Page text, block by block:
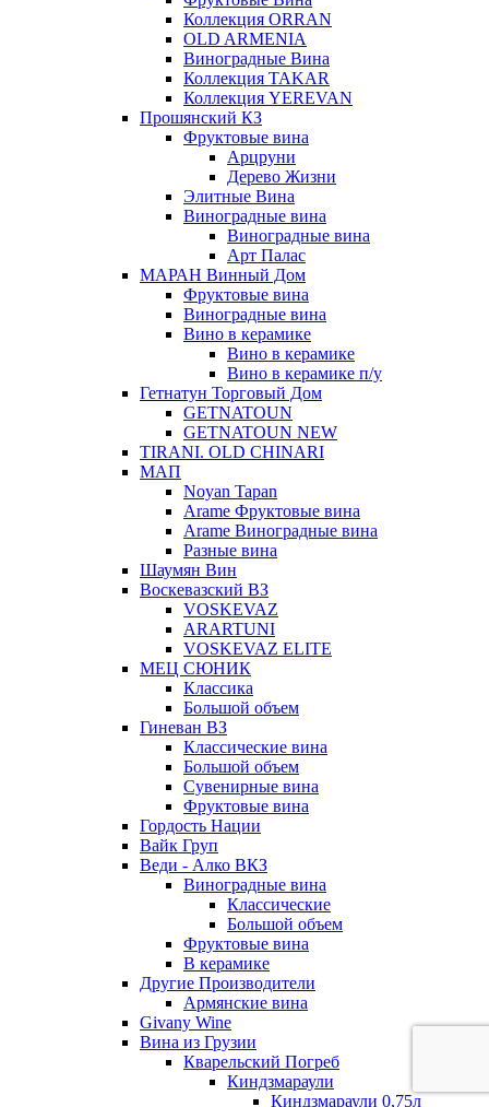
Коллекция ORRAN
OLD ARMENIA
Виноградные Вина
Коллекция TAKAR
Коллекция YEREVAN
Прошянский КЗ
Фруктовые вина
Арцруни
Дерево Жизни
Элитные Вина
Виноградные вина
Виноградные вина
Арт Палас
МАРАН Винный Дом
Фруктовые вина
Виноградные вина
Вино в керамике
Вино в керамике
Вино в керамике п/у
Гетнатун Торговый Дом
GETNATOUN
GETNATOUN NEW
TIRANI. OLD CHINARI
МАП
Noyan Tapan
Arame Фруктовые вина
Arame Виноградные вина
Разные вина
Шаумян Вин
Воскевазский ВЗ
VOSKEVAZ
ARARTUNI
VOSKEVAZ ELITE
МЕЦ СЮНИК
Классика
Большой объем
Гиневан ВЗ
Классические вина
Большой объем
Сувенирные вина
Фруктовые вина
Гордость Нации
Вайк Груп
Веди - Алко ВКЗ
Виноградные вина
Классические
Большой объем
Фруктовые вина
В керамике
Другие Производители
Армянские вина
Givany Wine
Вина из Грузии
Кварельский Погреб
Киндзмараули
Киндзмараули 0,75л